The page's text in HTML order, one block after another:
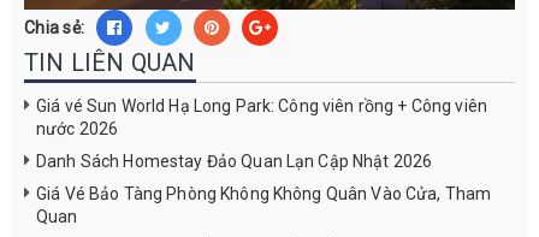
Chia sẻ:
TIN LIÊN QUAN
Giá vé Sun World Hạ Long Park: Công viên rồng + Công viên
nước 2026
Danh Sách Homestay Đảo Quan Lạn Cập Nhật 2026
Giá Vé Bảo Tàng Phòng Không Không Quân Vào Cửa, Tham
Quan